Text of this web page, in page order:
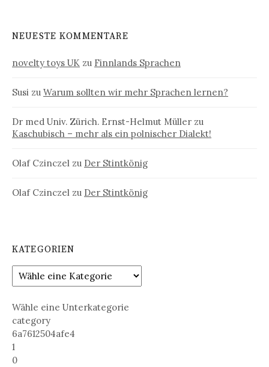
NEUESTE KOMMENTARE
novelty toys UK zu Finnlands Sprachen
Susi zu Warum sollten wir mehr Sprachen lernen?
Dr med Univ. Zürich. Ernst-Helmut Müller zu
Kaschubisch – mehr als ein polnischer Dialekt!
Olaf Czinczel zu Der Stintkönig
Olaf Czinczel zu Der Stintkönig
KATEGORIEN
Wähle eine Unterkategorie
category
6a7612504afe4
1
0